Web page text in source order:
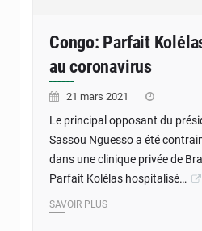
Congo: Parfait
au coronavirus
21 mars 2021
Le principal opposant du
Sassou Nguesso a été
dans une clinique privée de
Parfait Kolélas hospitalisé…
SAVOIR PLUS